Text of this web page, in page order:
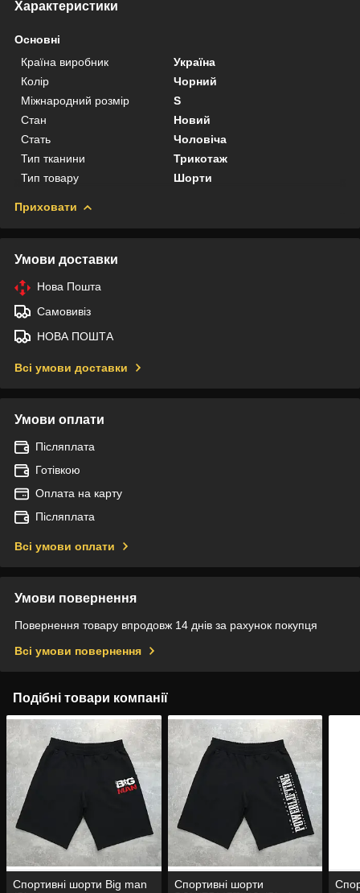
Характеристики
Основні
Країна виробник
Україна
Колір
Чорний
Міжнародний розмір
S
Стан
Новий
Стать
Чоловіча
Тип тканини
Трикотаж
Тип товару
Шорти
Приховати
Умови доставки
Нова Пошта
Самовивіз
НОВА ПОШТА
Всі умови доставки
Умови оплати
Післяплата
Готівкою
Оплата на карту
Післяплата
Всі умови оплати
Умови повернення
Повернення товару впродовж 14 днів за рахунок покупця
Всі умови повернення
Подібні товари компанії
Спортивні шорти Big man
Спортивні шорти